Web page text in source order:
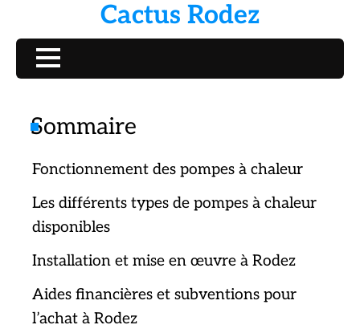
content
Cactus Rodez
Sommaire
Fonctionnement des pompes à chaleur
Les différents types de pompes à chaleur
disponibles
Installation et mise en œuvre à Rodez
Aides financières et subventions pour
l’achat à Rodez